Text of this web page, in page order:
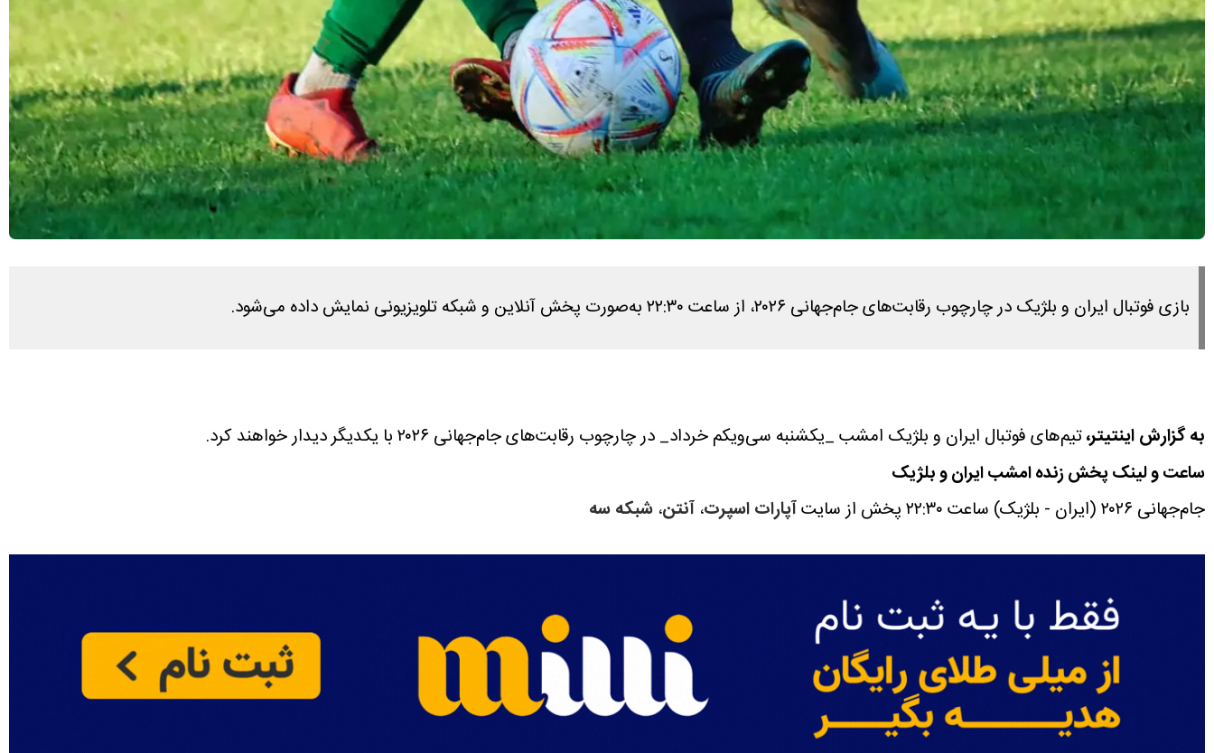
بازی فوتبال ایران و بلژیک در چارچوب رقابت‌های جام‌جهانی ۲۰۲۶، از ساعت ۲۲:۳۰ به‌صورت پخش آنلاین و شبکه تلویزیونی نمایش داده می‌شود.
به گزارش اینتیتر،تیم‌های فوتبال ایران و بلژیک امشب _یکشنبه سی‌ویکم خرداد_ در چارچوب رقابت‌های جام‌جهانی ۲۰۲۶ با یکدیگر دیدار خواهند کرد.
ساعت و لینک پخش زنده امشب ایران و بلژیک
جام‌جهانی ۲۰۲۶ (ایران - بلژیک) ساعت ۲۲:۳۰ پخش از سایت آپارات اسپرت، آنتن، شبکه سه